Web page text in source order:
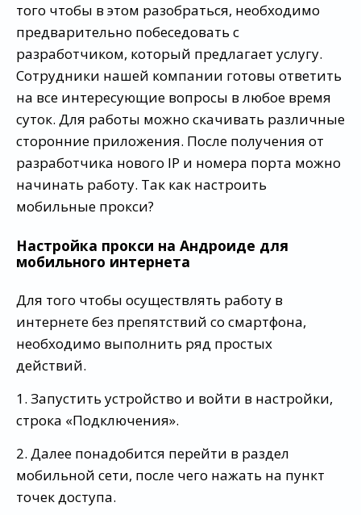
того чтобы в этом разобраться, необходимо
предварительно побеседовать с
разработчиком, который предлагает услугу.
Сотрудники нашей компании готовы ответить
на все интересующие вопросы в любое время
суток. Для работы можно скачивать различные
сторонние приложения. После получения от
разработчика нового IP и номера порта можно
начинать работу. Так как настроить
мобильные прокси?
Настройка прокси на Андроиде для
мобильного интернета
Для того чтобы осуществлять работу в
интернете без препятствий со смартфона,
необходимо выполнить ряд простых
действий.
1. Запустить устройство и войти в настройки,
строка «Подключения».
2. Далее понадобится перейти в раздел
мобильной сети, после чего нажать на пункт
точек доступа.